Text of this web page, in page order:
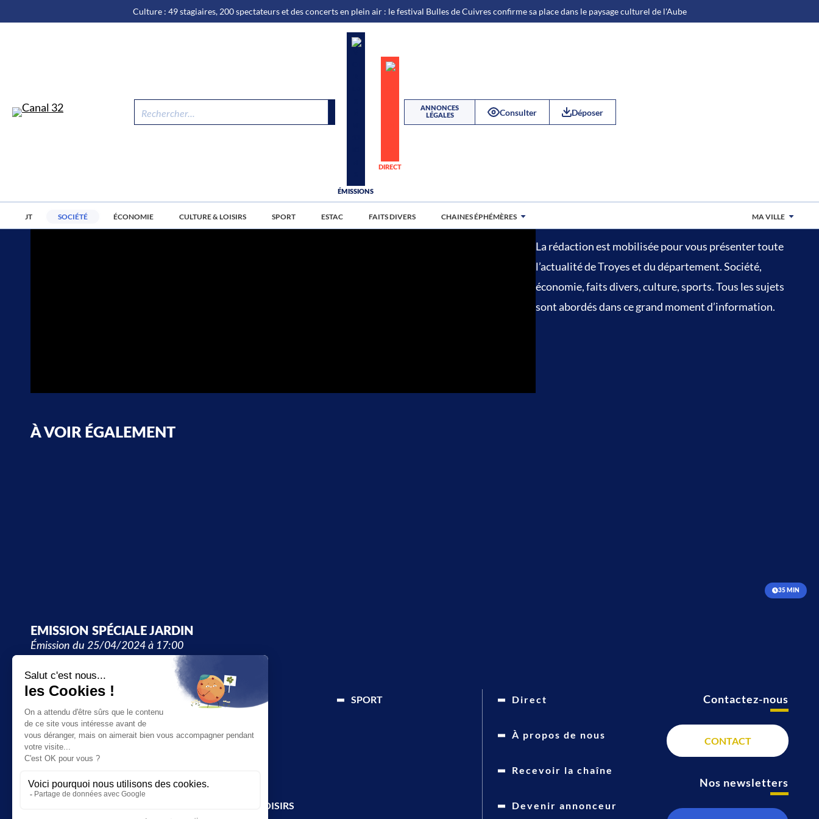
Culture : 49 stagiaires, 200 spectateurs et des concerts en plein air : le festival Bulles de Cuivres confirme sa place dans le paysage culturel de l'Aube
ÉMISSIONS
DIRECT
ANNONCES
LÉGALES
Consulter Déposer
JT SOCIÉTÉ ÉCONOMIE CULTURE & LOISIRS SPORT ESTAC FAITS DIVERS CHAINES ÉPHÉMÈRES MA VILLE
LE JOURNAL DU VENDREDI 12
La rédaction est mobilisée pour vous présenter toute
l’actualité de Troyes et du département. Société,
économie, faits divers, culture, sports. Tous les sujets
sont abordés dans ce grand moment d’information.
À VOIR ÉGALEMENT
35 MIN
EMISSION SPÉCIALE JARDIN
Émission du 25/04/2024 à 17:00
Suivez-nous
JT
SOCIÉTÉ
CULTURE & LOISIRS
SPORT Direct
À propos de nous
Recevoir la chaîne
Devenir annonceur
Contactez-nous
CONTACT
Nos newsletters